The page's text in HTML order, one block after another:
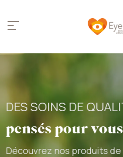
Eye Am
DES SOINS DE
pensés pour vous
Découvrez nos produits